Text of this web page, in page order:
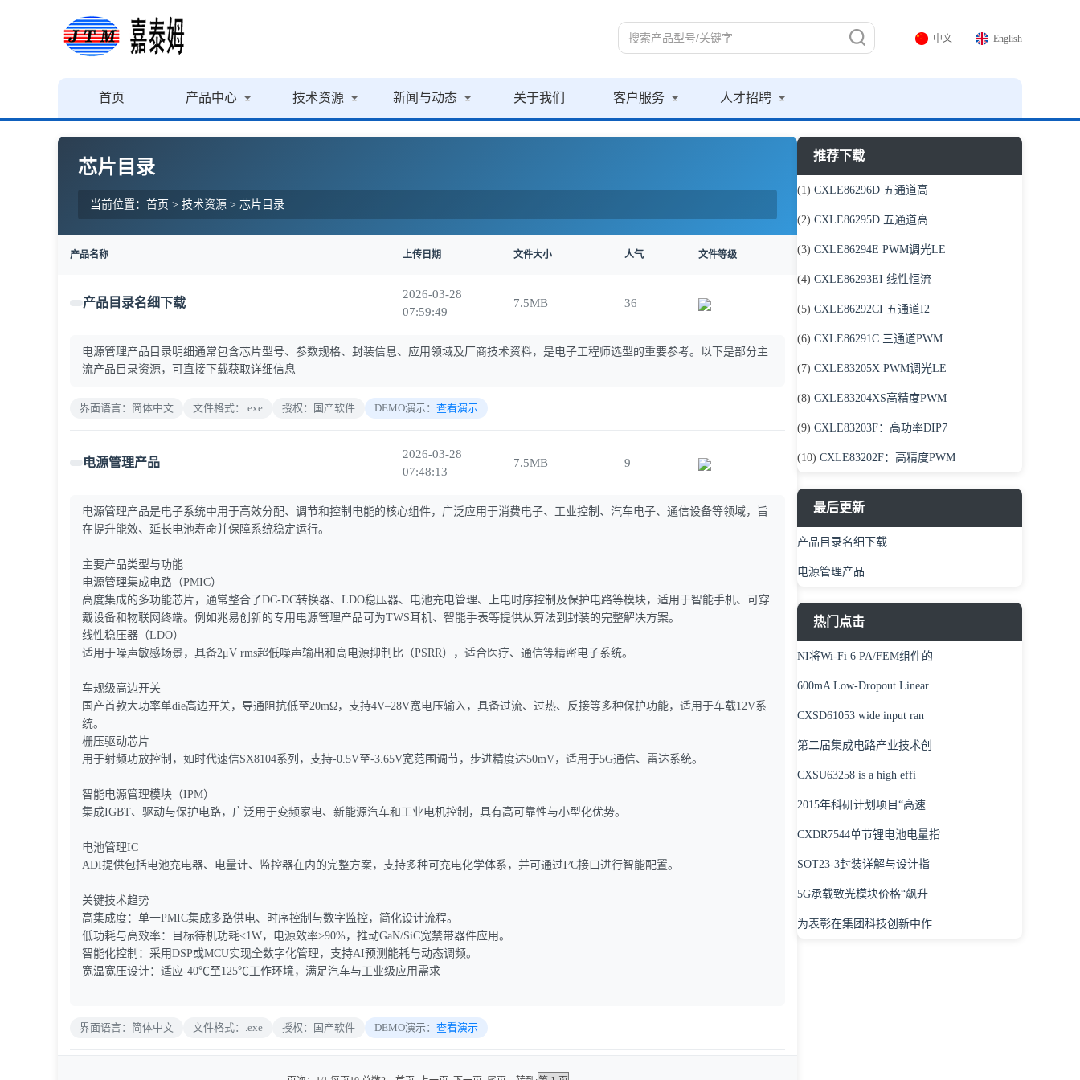
中文 English
首页 产品中心 技术资源 新闻与动态 关于我们 客户服务 人才招聘
芯片目录
当前位置： 首页 > 技术资源 > 芯片目录
产品名称 上传日期 文件大小 人气 文件等级
产品目录名细下载
2026-03-28
07:59:49
7.5MB 36
电源管理产品目录明细‌通常包含芯片型号、参数规格、封装信息、应用领域及厂商技术资料，是电子工程师选型的重要参考。以下是部分主
流产品目录资源，可直接下载获取详细信息
界面语言：简体中文 文件格式：.exe 授权：国产软件 DEMO演示： 查看演示
电源管理产品
2026-03-28
07:48:13
7.5MB 9
‌电源管理产品‌是电子系统中用于高效分配、调节和控制电能的核心组件，广泛应用于消费电子、工业控制、汽车电子、通信设备等领域，旨
在提升能效、延长电池寿命并保障系统稳定运行。
主要产品类型与功能
‌电源管理集成电路（PMIC）‌
高度集成的多功能芯片，通常整合了DC-DC转换器、LDO稳压器、电池充电管理、上电时序控制及保护电路等模块，适用于智能手机、可穿
戴设备和物联网终端。例如兆易创新的专用电源管理产品可为TWS耳机、智能手表等提供‌从算法到封装的完整解决方案‌。
‌线性稳压器（LDO）‌
适用于噪声敏感场景，具备‌2μV rms超低噪声输出‌和高电源抑制比（PSRR），适合医疗、通信等精密电子系统。
‌车规级高边开关‌
国产首款大功率单die高边开关，导通阻抗低至‌20mΩ‌，支持4V–28V宽电压输入，具备过流、过热、反接等多种保护功能，适用于车载12V系
统。
栅压驱动芯片‌
用于射频功放控制，如时代速信SX8104系列，支持-0.5V至-3.65V宽范围调节，步进精度达50mV，适用于5G通信、雷达系统。
‌智能电源管理模块（IPM）‌
集成IGBT、驱动与保护电路，广泛用于变频家电、新能源汽车和工业电机控制，具有高可靠性与小型化优势。
‌电池管理IC‌
ADI提供包括电池充电器、电量计、监控器在内的完整方案，支持多种可充电化学体系，并可通过I²C接口进行智能配置。
关键技术趋势
‌高集成度‌：单一PMIC集成多路供电、时序控制与数字监控，简化设计流程。
‌低功耗与高效率‌：目标待机功耗<1W，电源效率>90%，推动GaN/SiC宽禁带器件应用。
‌智能化控制‌：采用DSP或MCU实现全数字化管理，支持AI预测能耗与动态调频。
‌宽温宽压设计‌：适应-40℃至125℃工作环境，满足汽车与工业级应用需求
界面语言：简体中文 文件格式：.exe 授权：国产软件 DEMO演示： 查看演示
推荐下载
(1) CXLE86296D 五通道高
(2) CXLE86295D 五通道高
(3) CXLE86294E PWM调光LE
(4) CXLE86293EI 线性恒流
(5) CXLE86292CI 五通道I2
(6) CXLE86291C 三通道PWM
(7) CXLE83205X PWM调光LE
(8) CXLE83204XS高精度PWM
(9) CXLE83203F：高功率DIP7
(10) CXLE83202F：高精度PWM
最后更新
产品目录名细下载
电源管理产品
热门点击
NI将Wi-Fi 6 PA/FEM组件的
600mA Low-Dropout Linear
CXSD61053 wide input ran
第二届集成电路产业技术创
CXSU63258 is a high effi
2015年科研计划项目“高速
CXDR7544单节锂电池电量指
SOT23-3封装详解与设计指
5G承载致光模块价格“飙升
为表彰在集团科技创新中作